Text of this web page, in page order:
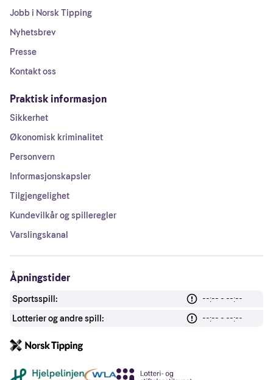
Jobb i Norsk Tipping
Nyhetsbrev
Presse
Kontakt oss
Praktisk informasjon
Sikkerhet
Økonomisk kriminalitet
Personvern
Informasjonskapsler
Tilgjengelighet
Kundevilkår og spilleregler
Varslingskanal
Åpningstider
Sportsspill:
--:-- - --:--
Lotterier og andre spill:
--:-- - --:--
Andre lenker